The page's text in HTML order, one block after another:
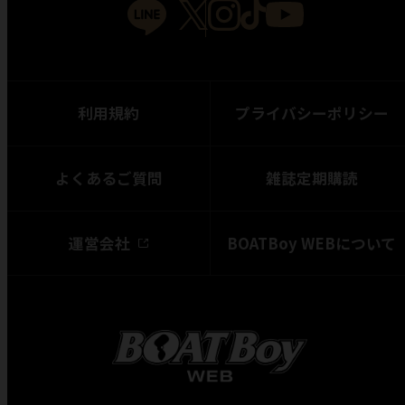
利用規約 プライバシーポリシー
よくあるご質問 雑誌定期購読
運営会社 BOATBoy WEBについて